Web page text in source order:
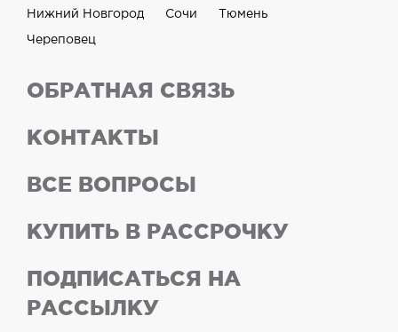
Нижний Новгород Сочи Тюмень
Череповец
ОБРАТНАЯ СВЯЗЬ
КОНТАКТЫ
ВСЕ ВОПРОСЫ
КУПИТЬ В РАССРОЧКУ
ПОДПИСАТЬСЯ НА
РАССЫЛКУ